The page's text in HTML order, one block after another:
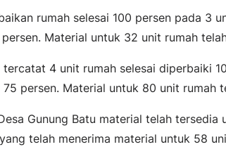
rumah selesai 100 persen pada 3
Material untuk 32 unit rumah
tercatat 4 unit rumah selesai diperbaiki
persen. Material untuk 80 unit rumah
Gunung Batu material telah
telah menerima material untuk 58